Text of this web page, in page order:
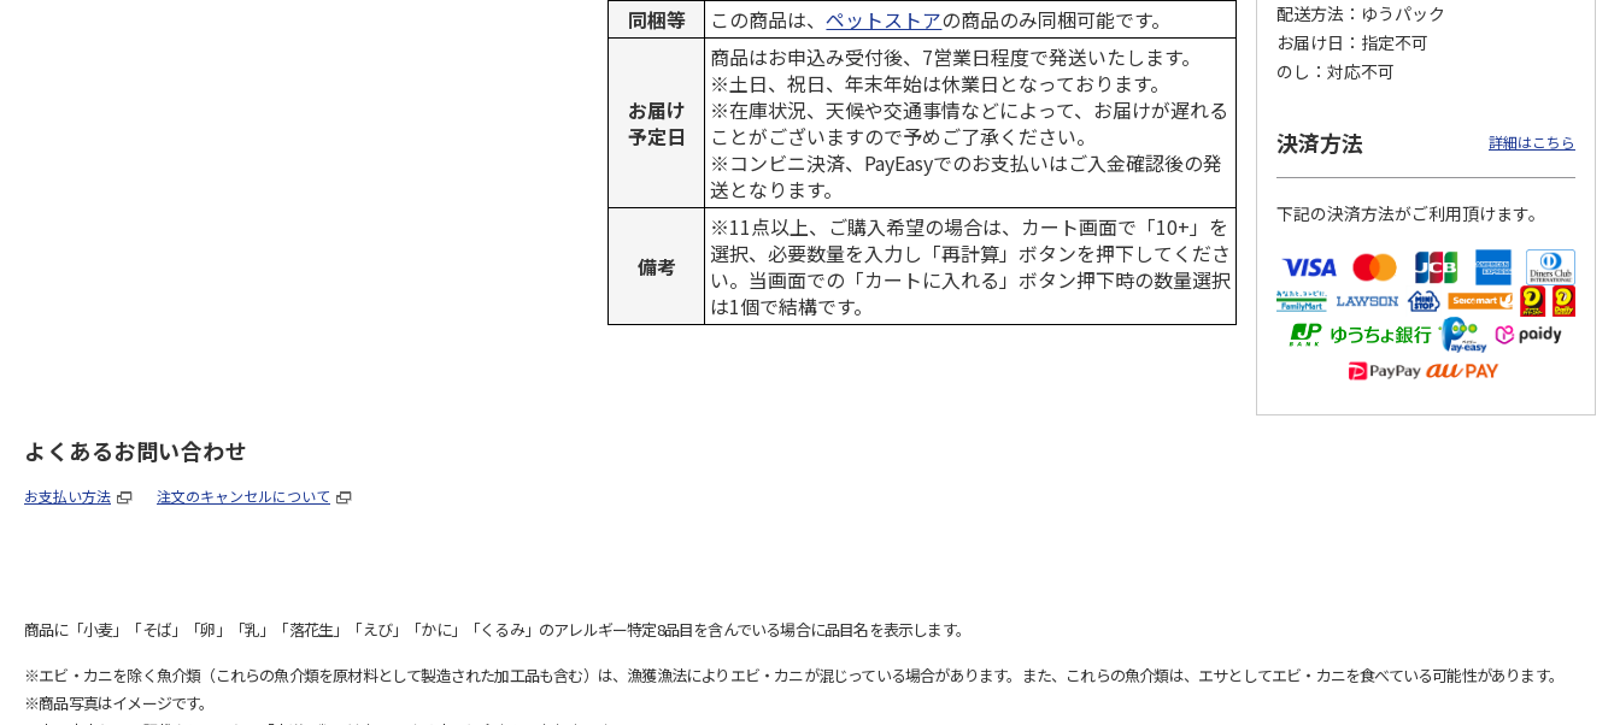
同梱等
この商品は、ペットストアの商品のみ同梱可能です。
お届け
予定日
商品はお申込み受付後、7営業日程度で発送いたします。
※土日、祝日、年末年始は休業日となっております。
※在庫状況、天候や交通事情などによって、お届けが遅れる
ことがございますので予めご了承ください。
※コンビニ決済、PayEasyでのお支払いはご入金確認後の発
送となります。
備考
※11点以上、ご購入希望の場合は、カート画面で「10+」を
選択、必要数量を入力し「再計算」ボタンを押下してくださ
い。当画面での「カートに入れる」ボタン押下時の数量選択
は1個で結構です。
配送方法
ゆうパック
お届け日
指定不可
のし
対応不可
決済方法 詳細はこちら
下記の決済方法がご利用頂けます。
よくあるお問い合わせ
お支払い方法 注文のキャンセルについて
商品に「小麦」「そば」「卵」「乳」「落花生」「えび」「かに」「くるみ」のアレルギー特定8品目を含んでいる場合に品目名を表示します。
※エビ・カニを除く魚介類（これらの魚介類を原材料として製造された加工品も含む）は、漁獲漁法によりエビ・カニが混じっている場合があります。また、これらの魚介類は、エサとしてエビ・カニを食べている可能性があります。
※商品写真はイメージです。